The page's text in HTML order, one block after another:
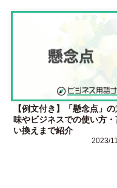
【例文付き】「懸念点」
味やビジネスでの使い方・
い換えまで紹介
2023/